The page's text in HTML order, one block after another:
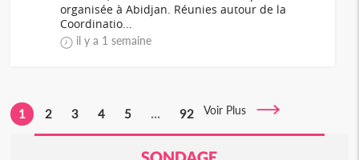
organisée à Abidjan. Réunies autour de la
Coordinatio...
il y a 1 semaine
1 2 3 4 5 ... 92 Voir Plus